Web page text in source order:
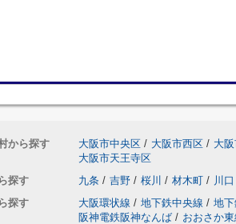
から探す 大阪市中央区 / 大阪市西区 / 大
大阪市天王寺区
探す
九条 / 吉野 / 桜川 / 材木町 / 川口
探す
大阪環状線 / 地下鉄中央線 / 地
阪神電鉄阪神なんば / おおさか東